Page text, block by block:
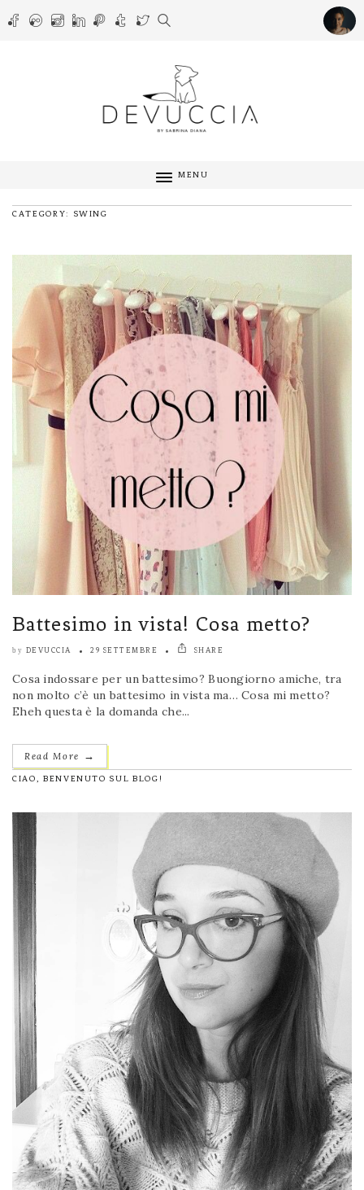
MENU
CATEGORY: SWING
Battesimo in vista! Cosa metto?
by DEVUCCIA 29 SETTEMBRE SHARE
Cosa indossare per un battesimo? Buongiorno amiche, tra
non molto c’è un battesimo in vista ma… Cosa mi metto?
Eheh questa è la domanda che...
Read More →
CIAO, BENVENUTO SUL BLOG!